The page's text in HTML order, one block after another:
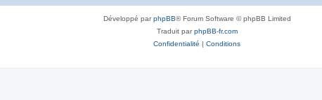
Développé parphpBB® Forum Software © phpBB Limited
Traduit parphpBB-fr.com
Confidentialité | Conditions